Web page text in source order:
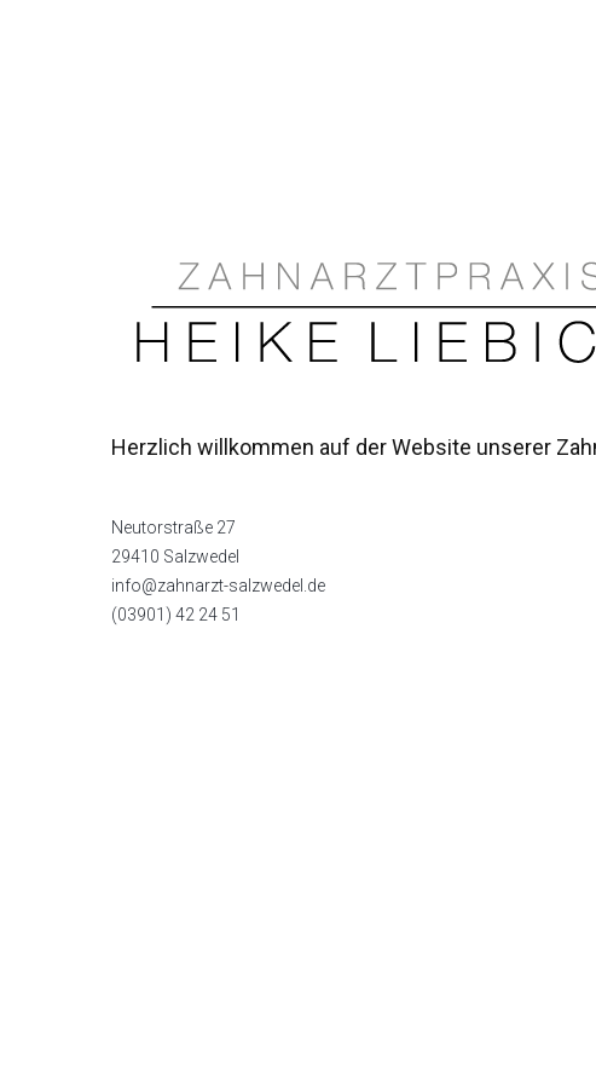
Herzlich willkommen auf der Website unserer
Neutorstraße 27
29410 Salzwedel
info@zahnarzt-salzwedel.de
(03901) 42 24 51